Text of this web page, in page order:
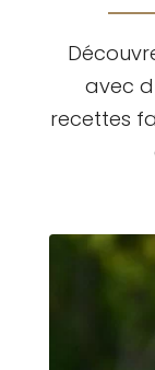
avec
recettes